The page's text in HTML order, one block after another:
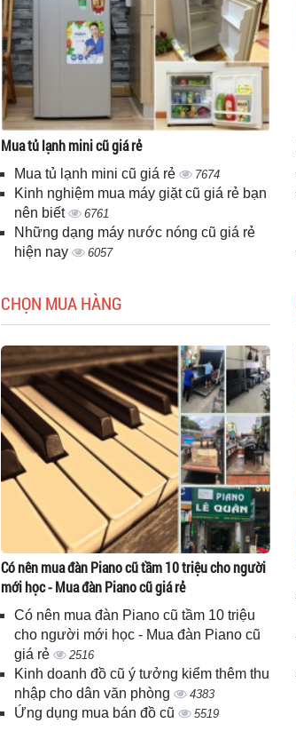
Mua tủ lạnh mini cũ giá rẻ
Mua tủ lạnh mini cũ giá rẻ 7674
Kinh nghiệm mua máy giặt cũ giá rẻ bạn
nên biết
6761
Những dạng máy nước nóng cũ giá rẻ
hiện nay
6057
CHỌN MUA HÀNG
Có nên mua đàn Piano cũ tầm 10 triệu cho người
mới học - Mua đàn Piano cũ giá rẻ
Có nên mua đàn Piano cũ tầm 10 triệu
cho người mới học - Mua đàn Piano cũ
giá rẻ
2516
Kinh doanh đồ cũ ý tưởng kiểm thêm thu
nhập cho dân văn phòng
4383
Ứng dụng mua bán đồ cũ 5519